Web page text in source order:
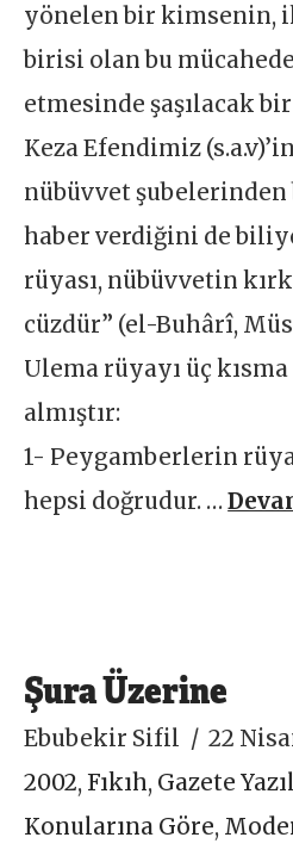
yönelen bir kimsenin,
birisi olan bu
etmesinde şaşılacak
Keza Efendimiz
nübüvvet şubelerinden
haber verdiğini de
rüyası, nübüvvetin
cüzdür” (el-Buhârî,
Ulema rüyayı üç
almıştır:
1- Peygamberlerin
hepsi doğrudur. …
Şura Üzerine
Ebubekir Sifil
22
2002,Fıkıh, Gazete
Konularına Göre,